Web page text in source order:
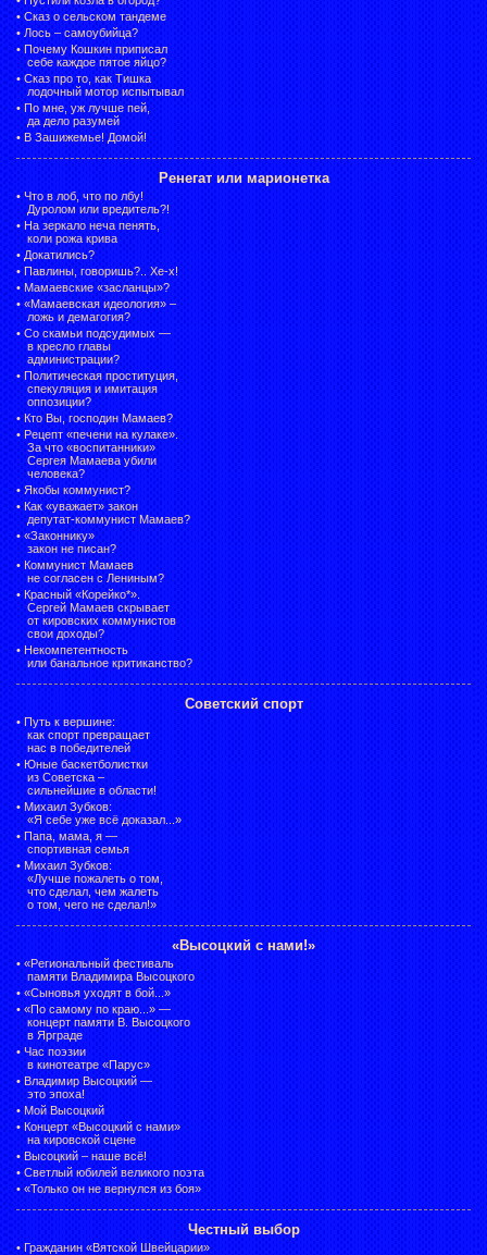
• Сказ о сельском тандеме
• Лось – самоубийца?
• Почему Кошкин приписал
себе каждое пятое яйцо?
• Сказ про то, как Тишка
лодочный мотор испытывал
• По мне, уж лучше пей,
да дело разумей
• В Зашижемье! Домой!
Ренегат или марионетка
• Что в лоб, что по лбу!
Дуролом или вредитель?!
• На зеркало неча пенять,
коли рожа крива
• Докатились?
• Павлины, говоришь?.. Хе-х!
• Мамаевские «засланцы»?
• «Мамаевская идеология» –
ложь и демагогия?
• Со скамьи подсудимых —
в кресло главы
администрации?
• Политическая проституция,
спекуляция и имитация
оппозиции?
• Кто Вы, господин Мамаев?
• Рецепт «печени на кулаке».
За что «воспитанники»
Сергея Мамаева убили
человека?
• Якобы коммунист?
• Как «уважает» закон
депутат-коммунист Мамаев?
• «Законнику»
закон не писан?
• Коммунист Мамаев
не согласен с Лениным?
• Красный «Корейко*».
Сергей Мамаев скрывает
от кировских коммунистов
свои доходы?
• Некомпетентность
или банальное критиканство?
Советский спорт
• Путь к вершине:
как спорт превращает
нас в победителей
• Юные баскетболистки
из Советска –
сильнейшие в области!
• Михаил Зубков:
«Я себе уже всё доказал...»
• Папа, мама, я —
спортивная семья
• Михаил Зубков:
«Лучше пожалеть о том,
что сделал, чем жалеть
о том, чего не сделал!»
«Высоцкий с нами!»
• «Региональный фестиваль
памяти Владимира Высоцкого
• «Сыновья уходят в бой...»
• «По самому по краю...» —
концерт памяти В. Высоцкого
в Ярграде
• Час поэзии
в кинотеатре «Парус»
• Владимир Высоцкий —
это эпоха!
• Мой Высоцкий
• Концерт «Высоцкий с нами»
на кировской сцене
• Высоцкий – наше всё!
• Светлый юбилей великого поэта
• «Только он не вернулся из боя»
Честный выбор
• Гражданин «Вятской Швейцарии»